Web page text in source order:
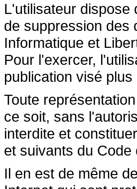
L'utilisateur dispose
de suppression des
Informatique et
Pour l'exercer,
publication visé plus
Toute
ce soit, sans
interdite et
et suivants du
Il en est de même